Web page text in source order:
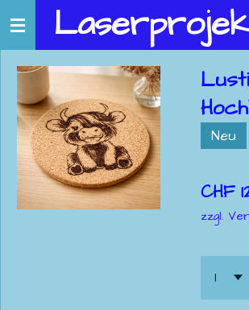
Zum
springen
Neu
CHF
zzgl.